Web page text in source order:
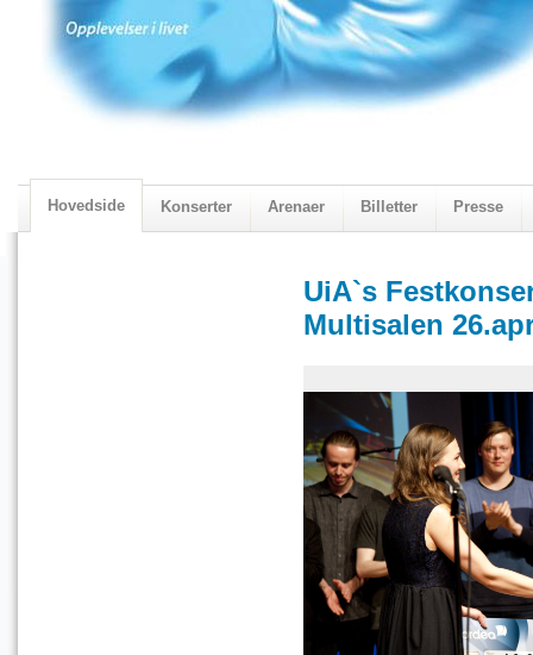
Hovedside Konserter Arenaer Billetter Presse
UiA`s
Multisalen